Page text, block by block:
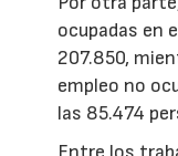
ocupadas en
207.850,
empleo no
las 85.474